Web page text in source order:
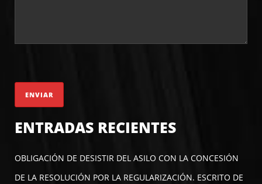
ENTRADAS RECIENTES
OBLIGACIÓN DE DESISTIR DEL ASILO CON LA CONCESIÓN
DE LA RESOLUCIÓN POR LA REGULARIZACIÓN. ESCRITO DE